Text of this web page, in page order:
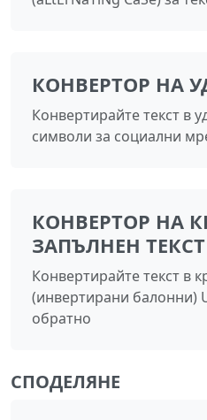
КОНВЕРТОР НА
Конвертирайте текст в
символи за социални
КОНВЕРТОР НА
ЗАПЪЛНЕН ТЕКСТ
Конвертирайте текст в
(инвертирани балонни)
обратно
СПОДЕЛЯНЕ